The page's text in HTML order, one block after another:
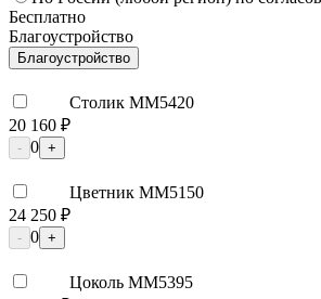
Бесплатно
Благоустройство
Благоустройство
Столик ММ5420
20 160 ₽
- 0 +
Цветник ММ5150
24 250 ₽
- 0 +
Цоколь ММ5395